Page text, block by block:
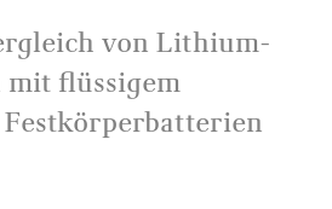
von Lithium-
flüssigem